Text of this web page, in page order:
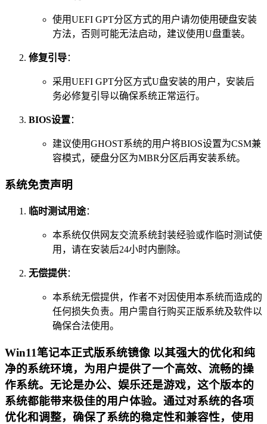
使用UEFI GPT分区方式的用户请勿使用硬盘安装
方法，否则可能无法启动，建议使用U盘重装。
修复引导：
采用UEFI GPT分区方式U盘安装的用户，安装后
务必修复引导以确保系统正常运行。
BIOS设置：
建议使用GHOST系统的用户将BIOS设置为CSM兼
容模式，硬盘分区为MBR分区后再安装系统。
系统免责声明
临时测试用途：
本系统仅供网友交流系统封装经验或作临时测试使
用，请在安装后24小时内删除。
无偿提供：
本系统无偿提供，作者不对因使用本系统而造成的
任何损失负责。用户需自行购买正版系统及软件以
确保合法使用。
Win11笔记本正式版系统镜像 以其强大的优化和纯
净的系统环境，为用户提供了一个高效、流畅的操
作系统。无论是办公、娱乐还是游戏，这个版本的
系统都能带来极佳的用户体验。通过对系统的各项
优化和调整，确保了系统的稳定性和兼容性，使用